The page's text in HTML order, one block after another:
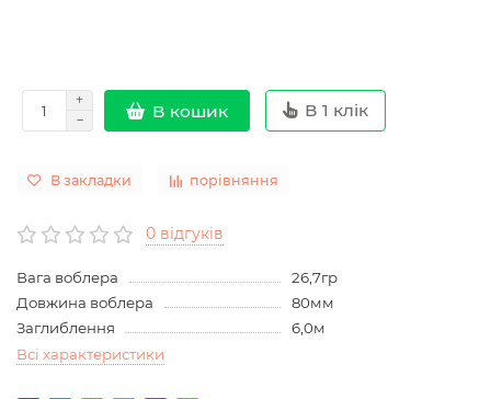
В кошик В 1 клік
В закладки порівняння
0 відгуків
Вага воблера
26,7гр
Довжина воблера
80мм
Заглиблення
6,0м
Всі характеристики